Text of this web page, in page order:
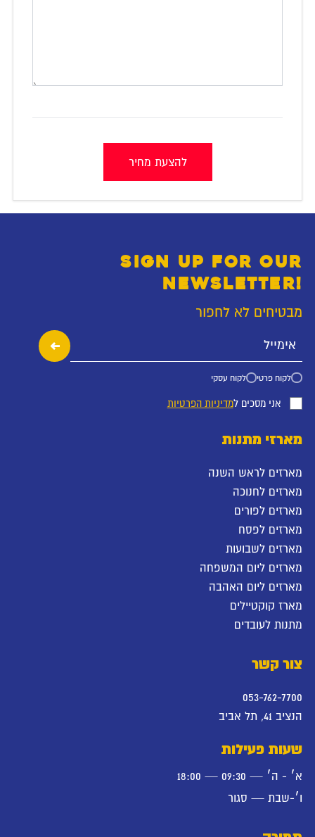
להצעת מחיר
SIGN UP FOR OUR
NEWSLETTER!
מבטיחים לא לחפור
לקוח פרטי לקוח עסקי
אני מסכים למדיניות הפרטיות
מארזי מתנות
מארזים לראש השנה
מארזים לחנוכה
מארזים לפורים
מארזים לפסח
מארזים לשבועות
מארזים ליום המשפחה
מארזים ליום האהבה
מארז קוקטיילים
מתנות לעובדים
צור קשר
053-762-7700
הנציב 41, תל אביב
שעות פעילות
א׳ - ה׳ — 09:30 — 18:00
ו׳-שבת — סגור